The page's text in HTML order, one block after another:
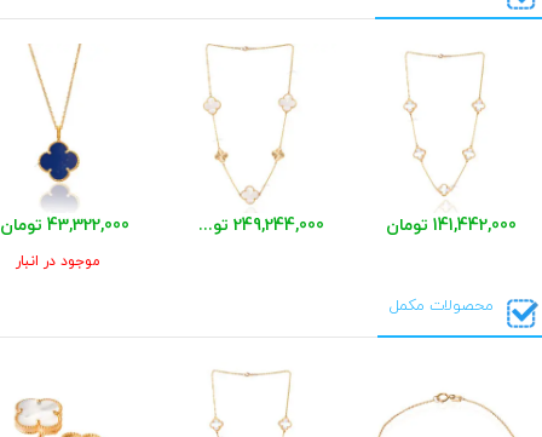
141,442,000 تومان 249,244,000 تومان 43,322,000 تومان
موجود در انبار
محصولات مکمل